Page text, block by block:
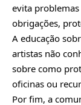
evita
obrigações,
A educação
artistas não
sobre como
oficinas ou
Por fim, a